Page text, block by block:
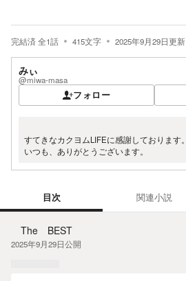
完結済全1話 415文字 2025年9月29日更新
みぃ
@miwa-masa
フォロー
すてきなカクヨムLIFEに感謝しております。
いつも、ありがとうございます。
目次 関連小説
The BEST
2025年9月29日公開